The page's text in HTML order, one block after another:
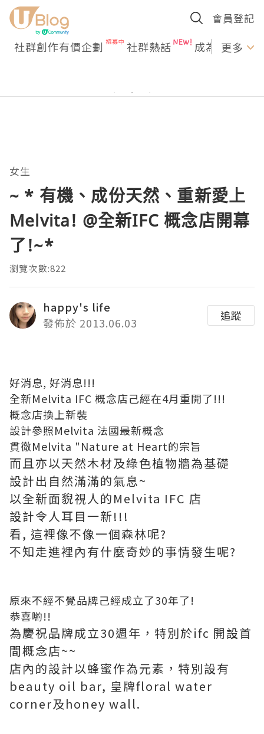
會員登記
社群創作有價企劃 社群熱話 成為U更多
女生
~ * 有機、成份天然、重新愛上
Melvita! @全新IFC 概念店開幕
了!~*
瀏覽次數:822
happy's life
發佈於 2013.06.03
追蹤
好消息, 好消息!!!
全新Melvita IFC 概念店己經在4月重開了!!!
概念店換上新裝
設計參照Melvita 法國最新概念
貫徹Melvita "Nature at Heart的宗旨
而且亦以天然木材及綠色植物牆為基礎
設計出自然滿滿的氣息~
以全新面貎視人的Melvita IFC 店
設計令人耳目一新!!!
看, 這裡像不像一個森林呢?
不知走進裡內有什麼奇妙的事情發生呢?
原來不經不覺品牌己經成立了30年了!
恭喜喲!!
為慶祝品牌成立30週年，特別於ifc 開設首
間概念店~~
店內的設計以蜂蜜作為元素，特別設有
beauty oil bar, 皇牌floral water
corner及honey wall.